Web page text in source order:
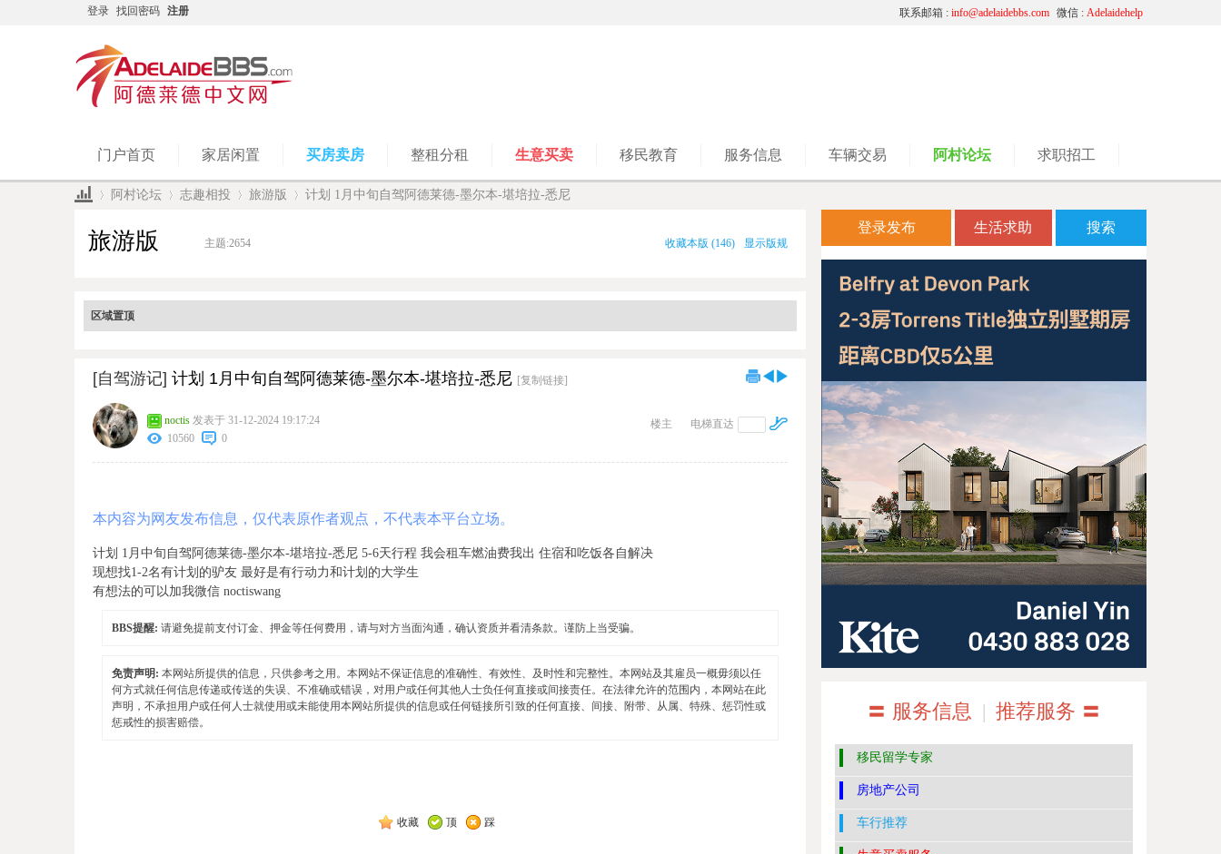
登录 找回密码 注册 微信 : Adelaidehelp
联系邮箱 : info@adelaidebbs.com
门户首页 家居闲置 买房卖房 整租分租 生意买卖 移民教育 服务信息 车辆交易 阿村论坛 求职招工
阿村论坛 志趣相投 旅游版 计划 1月中旬自驾阿德莱德-墨尔本-堪培拉-悉尼
旅游版 主题:2654 显示版规
收藏本版 (146)
区域置顶
[自驾游记] 计划 1月中旬自驾阿德莱德-墨尔本-堪培拉-悉尼 [复制链接]
电梯直达
楼主
noctis 发表于 31-12-2024 19:17:24
10560
0
本内容为网友发布信息，仅代表原作者观点，不代表本平台立场。
计划 1月中旬自驾阿德莱德-墨尔本-堪培拉-悉尼 5-6天行程 我会租车燃油费我出 住宿和吃饭各自解决
现想找1-2名有计划的驴友 最好是有行动力和计划的大学生
有想法的可以加我微信 noctiswang
BBS提醒: 请避免提前支付订金、押金等任何费用，请与对方当面沟通，确认资质并看清条款。谨防上当受骗。
免责声明: 本网站所提供的信息，只供参考之用。本网站不保证信息的准确性、有效性、及时性和完整性。本网站及其雇员一概毋须以任
何方式就任何信息传递或传送的失误、不准确或错误，对用户或任何其他人士负任何直接或间接责任。在法律允许的范围内，本网站在此
声明，不承担用户或任何人士就使用或未能使用本网站所提供的信息或任何链接所引致的任何直接、间接、附带、从属、特殊、惩罚性或
惩戒性的损害赔偿。
收藏 顶 踩
登录发布 生活求助 搜索
〓 服务信息 | 推荐服务 〓
移民留学专家
房地产公司
车行推荐